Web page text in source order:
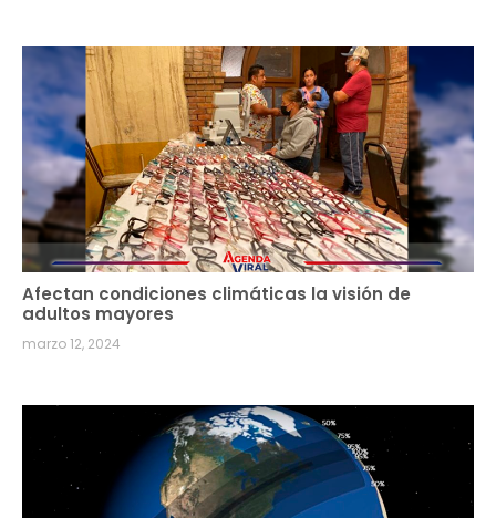
Afectan condiciones climáticas la visión de
adultos mayores
marzo 12, 2024